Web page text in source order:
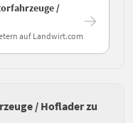
/
auf Landwirt.com
/ Hoflader zu